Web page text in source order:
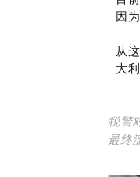
因
从
大
税警
最终